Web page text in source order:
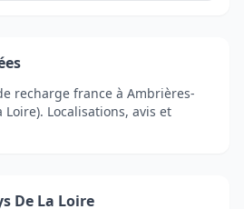
recharge france à Ambrières-
Loire). Localisations, avis et
De La Loire